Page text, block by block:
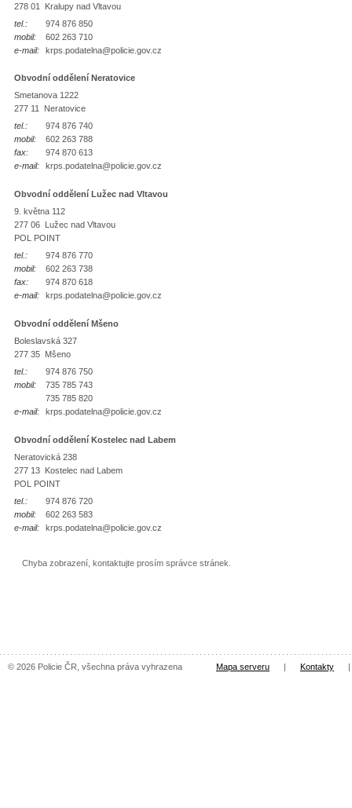
278 01 Kralupy nad Vltavou
tel.:
974 876 850
mobil:
602 263 710
e-mail:
krps.podatelna@policie.gov.cz
Obvodní oddělení Neratovice
Smetanova 1222
277 11 Neratovice
tel.:
974 876 740
mobil:
602 263 788
fax:
974 870 613
e-mail:
krps.podatelna@policie.gov.cz
Obvodní oddělení Lužec nad Vltavou
9. května 112
277 06 Lužec nad Vltavou
POL POINT
tel.:
974 876 770
mobil:
602 263 738
fax:
974 870 618
e-mail:
krps.podatelna@policie.gov.cz
Obvodní oddělení Mšeno
Boleslavská 327
277 35 Mšeno
tel.:
974 876 750
mobil:
735 785 743
735 785 820
e-mail:
krps.podatelna@policie.gov.cz
Obvodní oddělení Kostelec nad Labem
Neratovická 238
277 13 Kostelec nad Labem
POL POINT
tel.:
974 876 720
mobil:
602 263 583
e-mail:
krps.podatelna@policie.gov.cz
Chyba zobrazení, kontaktujte prosím správce stránek.
© 2026 Policie ČR, všechna práva vyhrazena Mapa serveru | Kontakty |